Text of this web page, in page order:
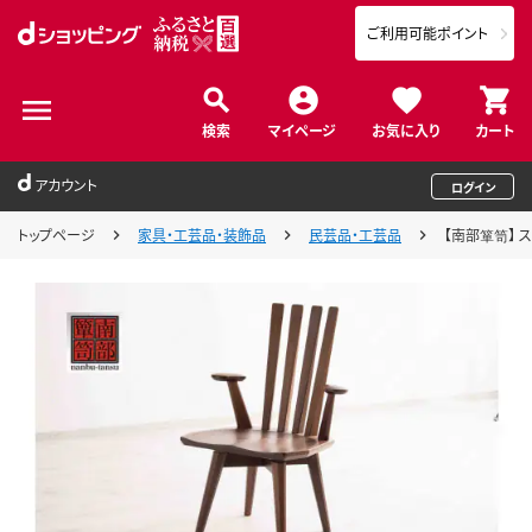
検索 マイページ お気に入り カート
ご利用可能ポイント
アカウント ログイン
トップページ 家具・工芸品・装飾品 民芸品・工芸品 【南部箪笥